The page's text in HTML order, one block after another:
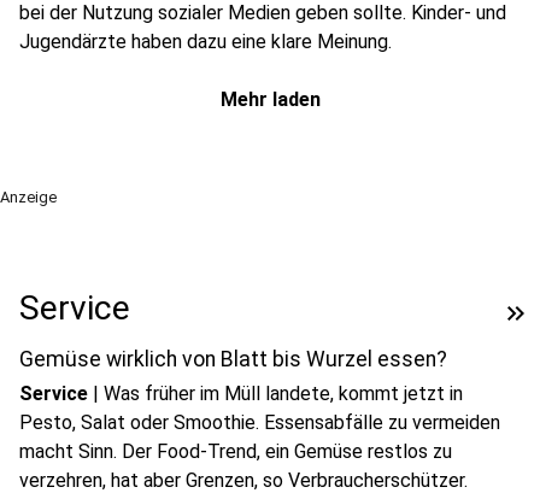
bei der Nutzung sozialer Medien geben sollte. Kinder- und
Jugendärzte haben dazu eine klare Meinung.
Mehr laden
Anzeige
Service keyboard_double_arrow_right
Gemüse wirklich von Blatt bis Wurzel essen?
Service | Was früher im Müll landete, kommt jetzt in
Pesto, Salat oder Smoothie. Essensabfälle zu vermeiden
macht Sinn. Der Food-Trend, ein Gemüse restlos zu
verzehren, hat aber Grenzen, so Verbraucherschützer.